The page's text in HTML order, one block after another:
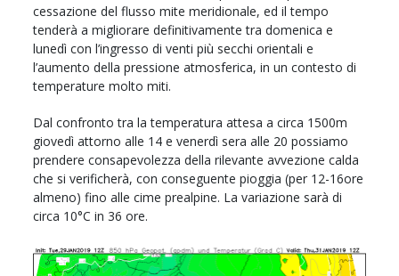
cessazione del flusso mite meridionale, ed il tempo
tenderà a migliorare definitivamente tra domenica e
lunedì con l’ingresso di venti più secchi orientali e
l’aumento della pressione atmosferica, in un contesto di
temperature molto miti.
Dal confronto tra la temperatura attesa a circa 1500m
giovedì attorno alle 14 e venerdì sera alle 20 possiamo
prendere consapevolezza della rilevante avvezione calda
che si verificherà, con conseguente pioggia (per 12-16ore
almeno) fino alle cime prealpine. La variazione sarà di
circa 10°C in 36 ore.